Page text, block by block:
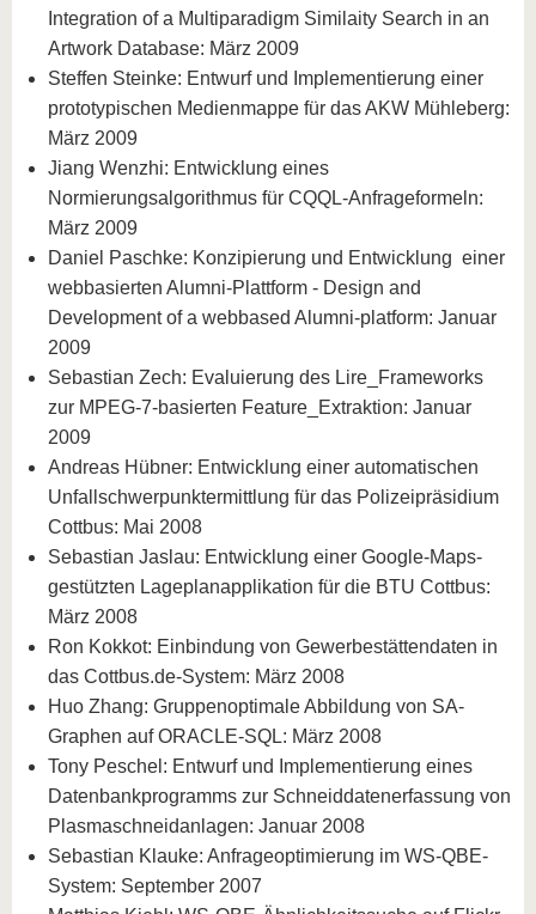
Integration of a Multiparadigm Similaity Search in an
Artwork Database: März 2009
Steffen Steinke: Entwurf und Implementierung einer
prototypischen Medienmappe für das AKW Mühleberg:
März 2009
Jiang Wenzhi: Entwicklung eines
Normierungsalgorithmus für CQQL-Anfrageformeln:
März 2009
Daniel Paschke: Konzipierung und Entwicklung einer
webbasierten Alumni-Plattform - Design and
Development of a webbased Alumni-platform: Januar
2009
Sebastian Zech: Evaluierung des Lire_Frameworks
zur MPEG-7-basierten Feature_Extraktion: Januar
2009
Andreas Hübner: Entwicklung einer automatischen
Unfallschwerpunktermittlung für das Polizeipräsidium
Cottbus: Mai 2008
Sebastian Jaslau: Entwicklung einer Google-Maps-
gestützten Lageplanapplikation für die BTU Cottbus:
März 2008
Ron Kokkot: Einbindung von Gewerbestättendaten in
das Cottbus.de-System: März 2008
Huo Zhang: Gruppenoptimale Abbildung von SA-
Graphen auf ORACLE-SQL: März 2008
Tony Peschel: Entwurf und Implementierung eines
Datenbankprogramms zur Schneiddatenerfassung von
Plasmaschneidanlagen: Januar 2008
Sebastian Klauke: Anfrageoptimierung im WS-QBE-
System: September 2007